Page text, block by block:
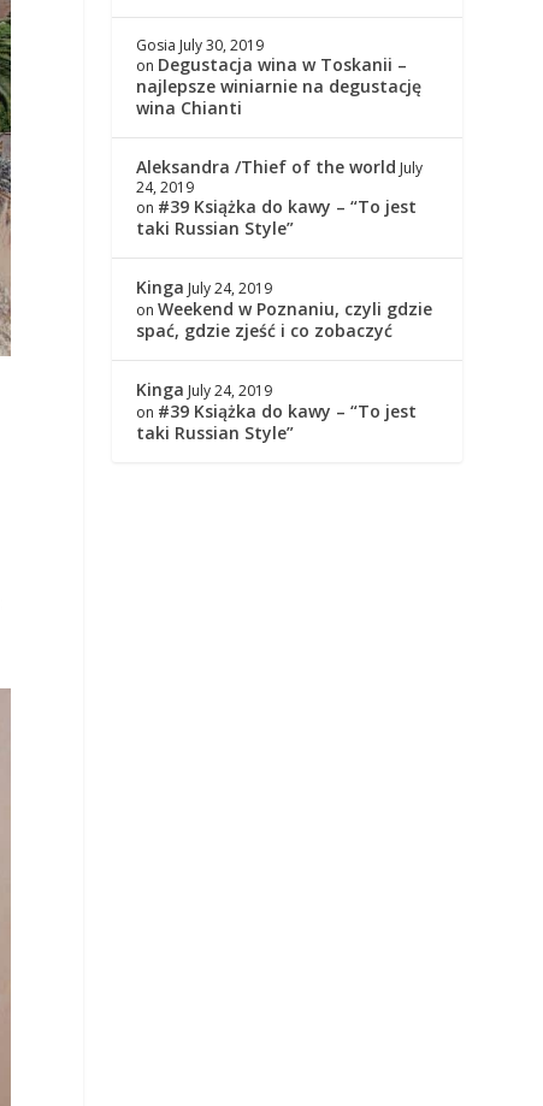
Gosia July 30, 2019
on Degustacja wina w Toskanii –
najlepsze winiarnie na degustację
wina Chianti
Aleksandra /Thief of the world July
24, 2019
on #39 Książka do kawy – “To jest
taki Russian Style”
Kinga July 24, 2019
onWeekend w Poznaniu, czyli gdzie
spać, gdzie zjeść i co zobaczyć
Kinga July 24, 2019
on #39 Książka do kawy – “To jest
taki Russian Style”